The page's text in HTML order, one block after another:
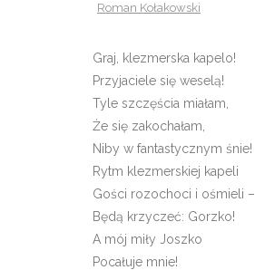
Roman Kołakowski
Graj, klezmerska kapelo!
Przyjaciele się weselą!
Tyle szczęścia miałam,
Że się zakochałam,
Niby w fantastycznym śnie!
Rytm klezmerskiej kapeli
Gości rozochoci i ośmieli –
Będą krzyczeć: Gorzko!
A mój miły Joszko
Pocałuje mnie!